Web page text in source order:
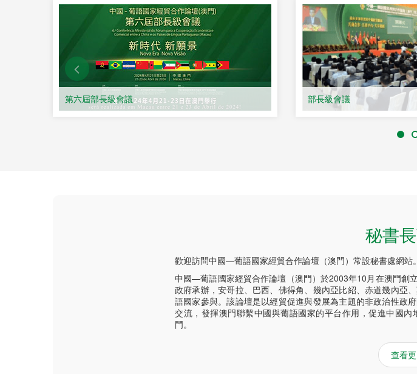
第六屆部長級會議 部長級會議
秘書
歡迎訪問中國—葡語國家經貿合作論壇（澳門）常設秘書處網站。
中國—葡語國家經貿合作論壇（澳門）於2003年10月在澳門創
政府承辦，安哥拉、巴西、佛得角、幾內亞比紹、赤道幾內亞
語國家參與。該論壇是以經貿促進與發展為主題的非政治性政
交流，發揮澳門聯繫中國與葡語國家的平台作用，促進中國
門。
查看